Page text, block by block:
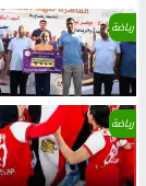
رياضة
رياضة